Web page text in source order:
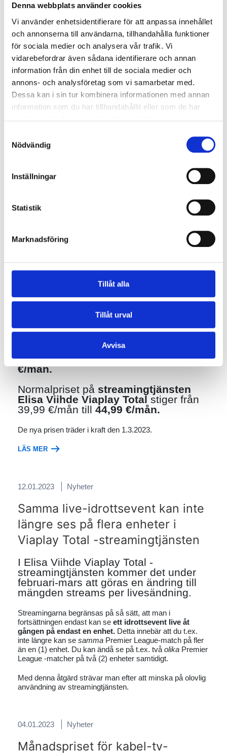
Denna webbplats använder cookies
Vi använder enhetsidentifierare för att anpassa innehållet
och annonserna till användarna, tillhandahålla funktioner
för sociala medier och analysera vår trafik. Vi
vidarebefordrar även sådana identifierare och annan
information från din enhet till de sociala medier och
annons- och analysföretag som vi samarbetar med.
Dessa kan i sin tur kombinera informationen med annan
information som du har tillhandahållit eller som de har
Nödvändig
Inställningar
Statistik
Marknadsföring
Tillåt alla
Tillåt urval
Avvisa
06.02.2023 Nyheter
Vi rekryterar en försäljare av
företagstjänster
Karis Telefon växer och vill särskilt utveckla B2B-
försäljningen. Vi söker nu en kollega som är intresserad
av tekniska lösningar, gillar en social och varierande
arbetsmiljö samt besitter starka försäljaregenskaper.
Bonuskanalen i februari
NHK World Japan
är den japanska
nyheter, kultur och traditioner.
30.01.2023 Nyheter
Normalprisen för V premium och
Elisa Viihde Viaplay Total stiger
den 1.3
V premium -kanalpaketets
stiger från 39,95 €/mån till44,95
€/mån.
Normalpriset på streamingtjänsten
Elisa Viihde Viaplay Total stiger från
39,99 €/mån till 44,99 €/mån.
De nya prisen träder i kraft den 1.3.2023.
LÄS MER
12.01.2023 Nyheter
Samma live-idrottsevent kan inte
längre ses på flera enheter i
Viaplay Total -streamingtjänsten
I Elisa Viihde Viaplay Total -
streamingtjänsten kommer det under
februari-mars att göras en ändring till
mängden streams per livesändning.
Streamingarna begränsas på så sätt, att man i
fortsättningen endast kan se ett idrottsevent live åt
gången på endast en enhet. Detta innebär att du t.ex.
inte längre kan se samma Premier League-match på fler
än en (1) enhet. Du kan ändå se på t.ex. två olika Premier
League -matcher på två (2) enheter samtidigt.
Med denna åtgärd strävar man efter att minska på olovlig
användning av streamingtjänsten.
04.01.2023 Nyheter
Månadspriset för kabel-tv-